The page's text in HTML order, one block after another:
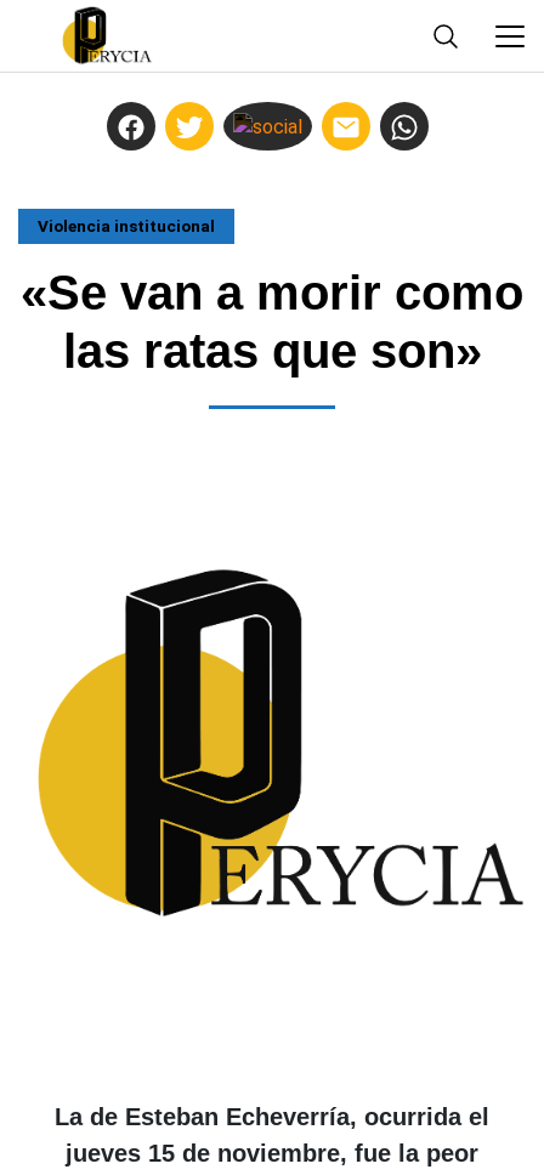
Violencia institucional
«Se van a morir como
las ratas que son»
La de Esteban Echeverría, ocurrida el
jueves 15 de noviembre, fue la peor